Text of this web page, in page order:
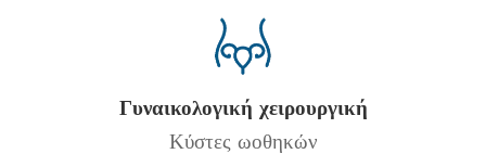
Γυναικολογική χειρουργική
Κύστες ωοθηκών